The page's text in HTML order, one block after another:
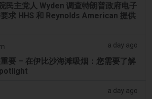
民主党人 Wyden 调查特朗普政府电子
求 HHS 和 Reynolds American 提供
a day ago
要 – 在伊比沙海滩吸烟：您需要了解
a day ago